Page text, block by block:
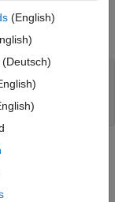
change
(English)
(Deutsch)